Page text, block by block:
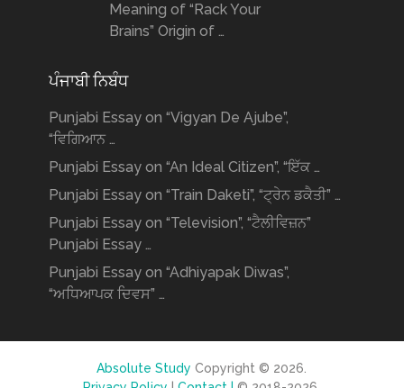
Meaning of “Rack Your
Brains” Origin of …
ਪੰਜਾਬੀ ਨਿਬੰਧ
Punjabi Essay on “Vigyan De Ajube”,
“ਵਿਗਿਆਨ …
Punjabi Essay on “An Ideal Citizen”, “ਇੱਕ …
Punjabi Essay on “Train Daketi”, “ਟ੍ਰੇਨ ਡਕੈਤੀ” …
Punjabi Essay on “Television”, “ਟੈਲੀਵਿਜ਼ਨ”
Punjabi Essay …
Punjabi Essay on “Adhiyapak Diwas”,
“ਅਧਿਆਪਕ ਦਿਵਸ” …
Absolute Study Copyright © 2026.